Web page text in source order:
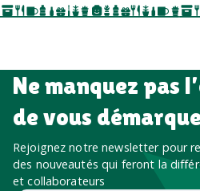
Ne manquez pas
de vous
Rejoignez notre newsletter pour
des nouveautés qui feront la
et collaborateurs